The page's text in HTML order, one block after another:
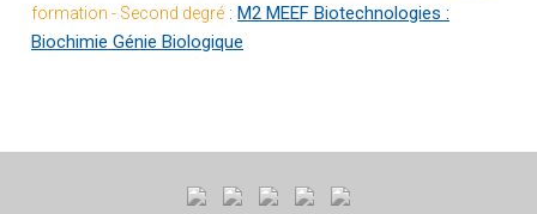
Fermer
formation - Second degré : M2 MEEF Biotechnologies :
Biochimie Génie Biologique